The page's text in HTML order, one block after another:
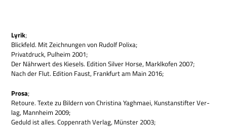
Lyrik;
Blick­feld. Mit Zeich­nun­gen von Rudolf Polixa;
Pri­vat­druck, Pul­heim 2001;
Der Nähr­wert des Kie­sels. Edi­tion Sil­ver Horse, Mar­klk­ofen 2007;
Nach der Flut. Edi­tion Faust, Frank­furt am Main 2016;
Prosa;
Retoure. Texte zu Bil­dern von Chri­stina Yagh­maei, Kunst­an­stif­ter Ver­
lag, Mann­heim 2009;
Geduld ist alles. Cop­pen­rath Ver­lag, Mün­ster 2003;